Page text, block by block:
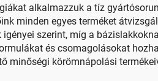
alkalmazzuk a tíz
minden egyes terméket
szerint, míg a
és csomagolásokat
minőségi körömnápolási